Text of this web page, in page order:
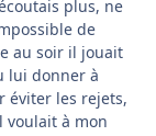
plus, ne
de
au soir il jouait
lui donner à
éviter les rejets,
voulait à mon